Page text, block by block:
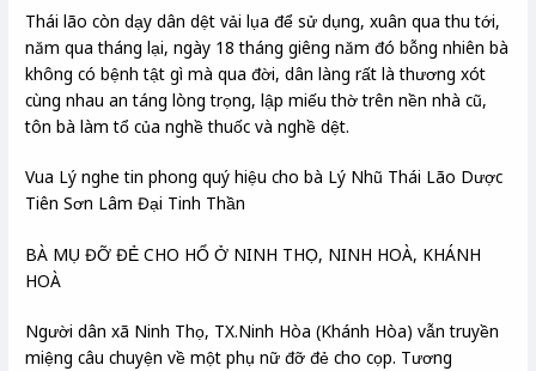
Thái lão còn dạy dân dệt vải lụa để sử dụng, xuân qua thu tới,
năm qua tháng lại, ngày 18 tháng giêng năm đó bỗng nhiên bà
không có bệnh tật gì mà qua đời, dân làng rất là thương xót
cùng nhau an táng lòng trọng, lập miếu thờ trên nền nhà cũ,
tôn bà làm tổ của nghề thuốc và nghề dệt.
Vua Lý nghe tin phong quý hiệu cho bà Lý Nhũ Thái Lão Dược
Tiên Sơn Lâm Đại Tinh Thần
BÀ MỤ ĐỠ ĐẺ CHO HỔ Ở NINH THỌ, NINH HOÀ, KHÁNH
HOÀ
Người dân xã Ninh Thọ, TX.Ninh Hòa (Khánh Hòa) vẫn truyền
miệng câu chuyện về một phụ nữ đỡ đẻ cho cọp. Tương